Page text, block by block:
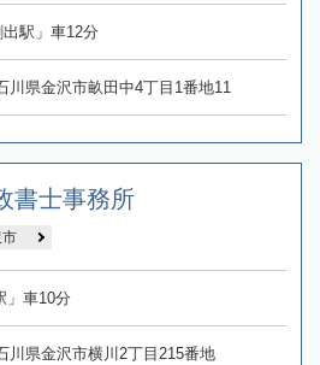
駅」車12分
川県金沢市畝田中4丁目1番地11
書士事務所
」車10分
川県金沢市横川2丁目215番地